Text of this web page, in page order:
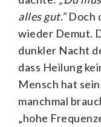
alles gut.“Doch
wieder Demut.
dunkler Nacht
dass Heilung
Mensch hat
manchmal
„hohe